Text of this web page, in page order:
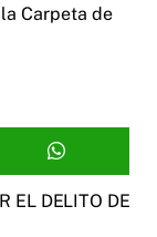
Carpeta de
EL DELITO DE